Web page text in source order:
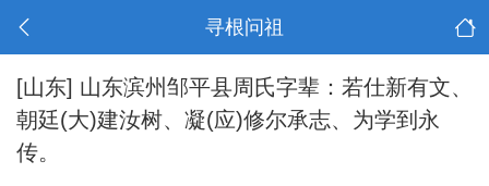
寻根问祖
[山东] 山东滨州邹平县周氏字辈：若仕新有文、
朝廷(大)建汝树、凝(应)修尔承志、为学到永
传。